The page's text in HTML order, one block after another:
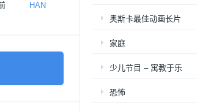
HAN
奥斯卡最佳动画长片
家庭
少儿节目 – 寓教于乐
恐怖